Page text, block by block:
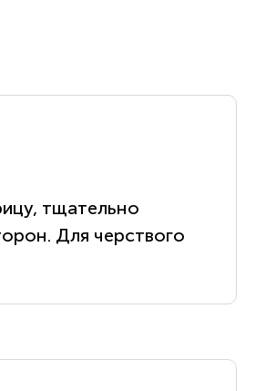
тщательно
Для черствого